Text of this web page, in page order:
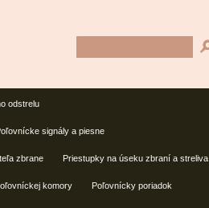
odstrelu
signály a piesne
zbrane Priestupky na úseku zbraní a streliva
komory Poľovnícky poriadok